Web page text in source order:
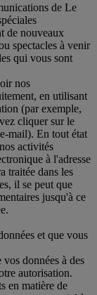
de Le
de nouveaux
spectacles à venir
qui vous sont
nos
en utilisant
(par exemple,
cliquer sur le
mail). En tout état
activités
à l'adresse
traitée dans les
il se peut que
jusqu'à ce
et que vous
données à des
autorisation.
en matière de